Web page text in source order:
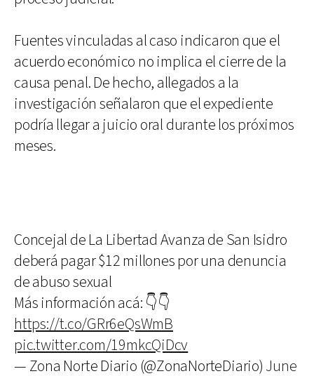
Fuentes vinculadas al caso indicaron que el
acuerdo económico no implica el cierre de la
causa penal. De hecho, allegados a la
investigación señalaron que el expediente
podría llegar a juicio oral durante los próximos
meses.
Concejal de La Libertad Avanza de San Isidro
deberá pagar $12 millones por una denuncia
de abuso sexual
Más información acá: 👇👇
https://t.co/GRr6eQsWmB
pic.twitter.com/19mkcQiDcv
— Zona Norte Diario (@ZonaNorteDiario) June